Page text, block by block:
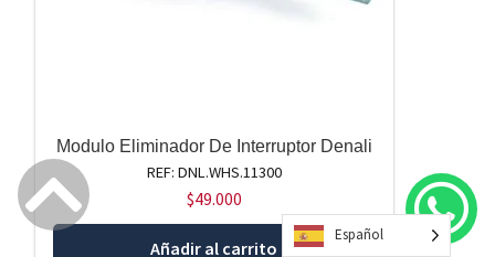
Modulo Eliminador De Interruptor Denali
REF: DNL.WHS.11300
$49.000
Añadir al carrito
Español